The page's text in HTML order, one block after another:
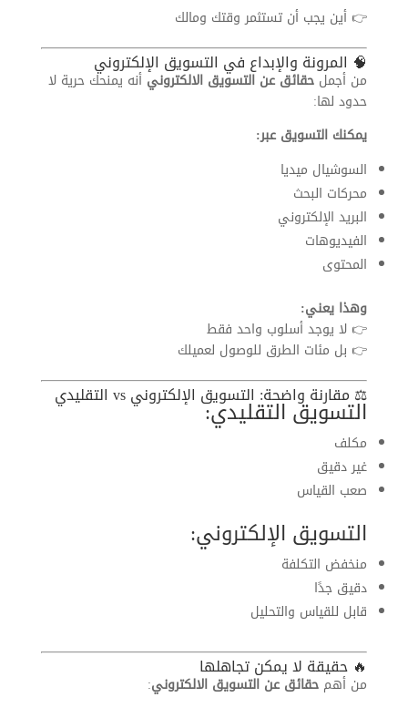
👉 أين يجب أن تستثمر وقتك ومالك
🧠 المرونة والإبداع في التسويق الإلكتروني
من أجمل حقائق عن التسويق الالكتروني أنه يمنحك حرية لا
حدود لها:
يمكنك التسويق عبر:
السوشيال ميديا
محركات البحث
البريد الإلكتروني
الفيديوهات
المحتوى
وهذا يعني:
👉 لا يوجد أسلوب واحد فقط
👉 بل مئات الطرق للوصول لعميلك
⚖️ مقارنة واضحة: التسويق الإلكتروني vs التقليدي
التسويق التقليدي:
مكلف
غير دقيق
صعب القياس
التسويق الإلكتروني:
منخفض التكلفة
دقيق جدًا
قابل للقياس والتحليل
🔥 حقيقة لا يمكن تجاهلها
من أهم حقائق عن التسويق الالكتروني: